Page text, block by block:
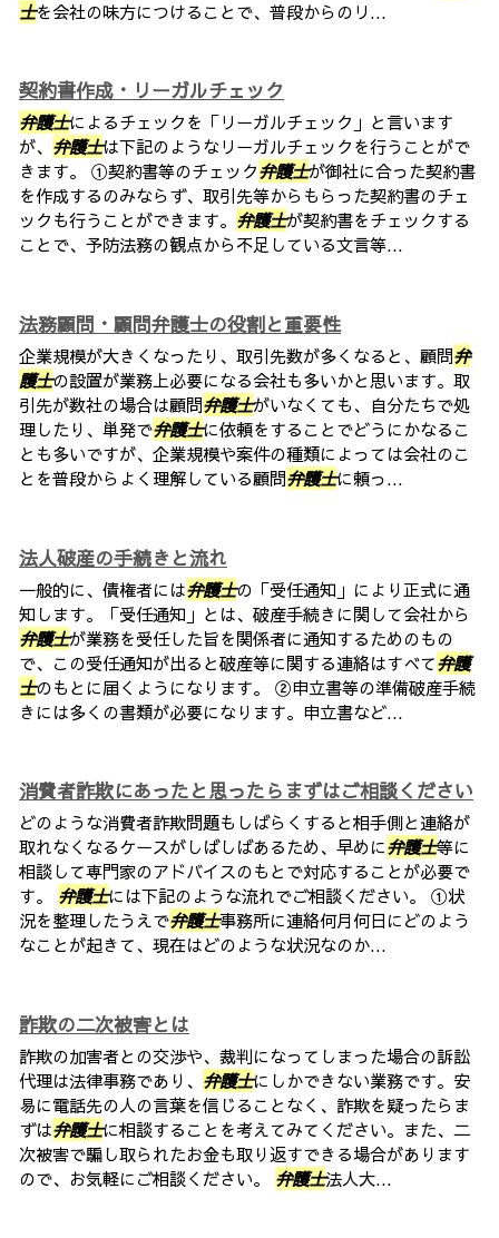
士を会社の味方につけることで、普段からのリ...
契約書作成・リーガルチェック
弁護士によるチェックを「リーガルチェック」と言います
が、 弁護士は下記のようなリーガルチェックを行うことがで
きます。 ①契約書等のチェック弁護士が御社に合った契約書
を作成するのみならず、取引先等からもらった契約書のチェ
ックも行うことができます。 弁護士が契約書をチェックする
ことで、予防法務の観点から不足している文言等...
法務顧問・顧問弁護士の役割と重要性
企業規模が大きくなったり、取引先数が多くなると、顧問弁
護士の設置が業務上必要になる会社も多いかと思います。取
引先が数社の場合は顧問弁護士がいなくても、自分たちで処
理したり、単発で弁護士に依頼をすることでどうにかなるこ
とも多いですが、企業規模や案件の種類によっては会社のこ
とを普段からよく理解している顧問弁護士に頼っ...
法人破産の手続きと流れ
一般的に、債権者には弁護士の「受任通知」により正式に通
知します。「受任通知」とは、破産手続きに関して会社から
弁護士が業務を受任した旨を関係者に通知するためのもの
で、この受任通知が出ると破産等に関する連絡はすべて弁護
士のもとに届くようになります。 ②申立書等の準備破産手続
きには多くの書類が必要になります。申立書など...
消費者詐欺にあったと思ったらまずはご相談ください
どのような消費者詐欺問題もしばらくすると相手側と連絡が
取れなくなるケースがしばしばあるため、早めに弁護士等に
相談して専門家のアドバイスのもとで対応することが必要で
す。 弁護士には下記のような流れでご相談ください。 ①状
況を整理したうえで弁護士事務所に連絡何月何日にどのよう
なことが起きて、現在はどのような状況なのか...
詐欺の二次被害とは
詐欺の加害者との交渉や、裁判になってしまった場合の訴訟
代理は法律事務であり、 弁護士にしかできない業務です。安
易に電話先の人の言葉を信じることなく、詐欺を疑ったらま
ずは弁護士に相談することを考えてみてください。また、二
次被害で騙し取られたお金も取り返すできる場合があります
ので、お気軽にご相談ください。 弁護士法人大...